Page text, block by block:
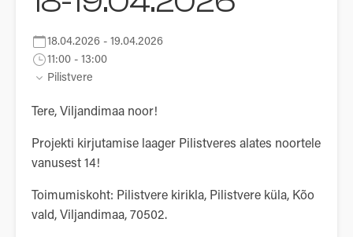
18.04.2026 - 19.04.2026
11:00 - 13:00
Pilistvere
Tere, Viljandimaa noor!
Projekti kirjutamise laager Pilistveres alates noortele
vanusest 14!
Toimumiskoht: Pilistvere kirikla, Pilistvere küla, Kõo
vald, Viljandimaa, 70502.